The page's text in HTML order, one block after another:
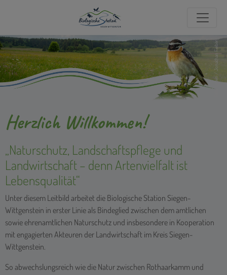
Foto: igreen / Jonathan Fieber
Herzlich Willkommen!
„Naturschutz, Landschaftspflege und
Landwirtschaft – denn Artenvielfalt ist
Lebensqualität“
Unter diesem Leitbild arbeitet die Biologische Station Siegen-
Wittgenstein in erster Linie als Bindeglied zwischen dem amtlichen
sowie ehrenamtlichen Naturschutz und insbesondere in Kooperation
mit engagierten Akteuren der Landwirtschaft im Kreis Siegen-
Wittgenstein.
So abwechslungsreich wie die Natur zwischen Rothaarkamm und